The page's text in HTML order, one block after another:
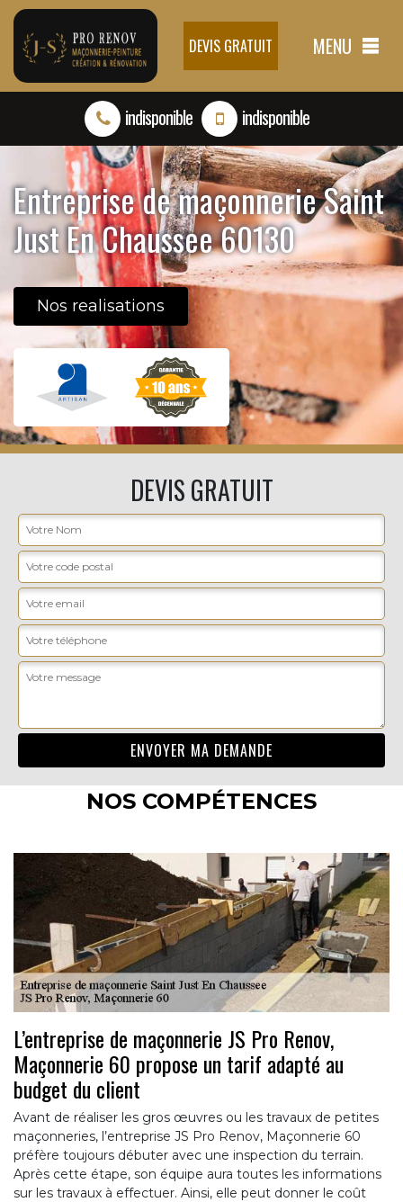
DEVIS GRATUIT MENU
indisponible indisponible
Entreprise de maçonnerie Saint
Just En Chaussee 60130
Nos realisations
DEVIS GRATUIT
NOS COMPÉTENCES
L’entreprise de maçonnerie JS Pro Renov,
Maçonnerie 60 propose un tarif adapté au
budget du client
Avant de réaliser les gros œuvres ou les travaux de petites
maçonneries, l’entreprise JS Pro Renov, Maçonnerie 60
préfère toujours débuter avec une inspection du terrain.
Après cette étape, son équipe aura toutes les informations
sur les travaux à effectuer. Ainsi, elle peut donner le coût